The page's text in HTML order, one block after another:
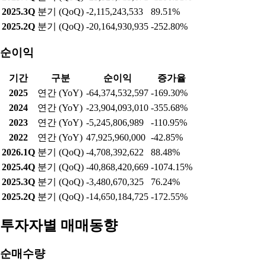
2025.3Q 분기 (QoQ) -2,115,243,533
89.51%
2025.2Q 분기 (QoQ) -20,164,930,935 -252.80%
순이익
기간 구분 순이익
증가율
2025
연간 (YoY) -64,374,532,597 -169.30%
2024
연간 (YoY) -23,904,093,010 -355.68%
2023
연간 (YoY) -5,245,806,989
-110.95%
2022
연간 (YoY) 47,925,960,000 -42.85%
2026.1Q 분기 (QoQ) -4,708,392,622
88.48%
2025.4Q 분기 (QoQ) -40,868,420,669 -1074.15%
2025.3Q 분기 (QoQ) -3,480,670,325
76.24%
2025.2Q 분기 (QoQ) -14,650,184,725 -172.55%
투자자별 매매동향
순매수량